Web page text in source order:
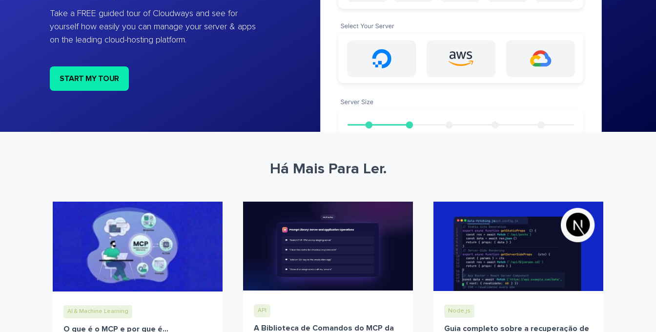
Take a FREE guided tour of Cloudways and see for
yourself how easily you can manage your server & apps
on the leading cloud-hosting platform.
START MY TOUR
Há Mais Para Ler.
AI & Machine Learning
O que é o MCP e por que é...
API
A Biblioteca de Comandos do MCP da
Node.js
Guia completo sobre a recuperação de